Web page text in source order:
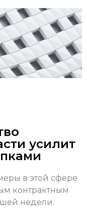
усилит
в этой сфере
контрактным
недели.